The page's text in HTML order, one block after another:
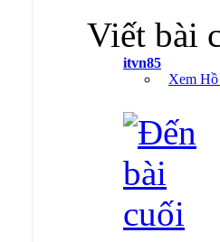
Viết bài
itvn85
Xem Hồ